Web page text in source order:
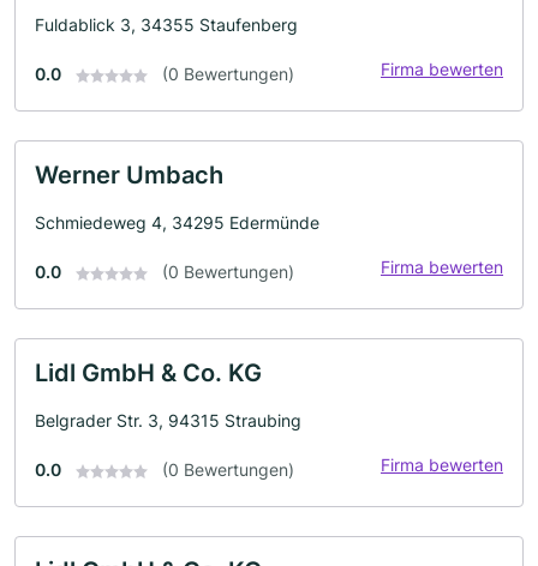
Fuldablick 3, 34355 Staufenberg
0.0 (0 Bewertungen) Firma bewerten
Werner Umbach
Schmiedeweg 4, 34295 Edermünde
0.0 (0 Bewertungen) Firma bewerten
Lidl GmbH & Co. KG
Belgrader Str. 3, 94315 Straubing
0.0 (0 Bewertungen) Firma bewerten